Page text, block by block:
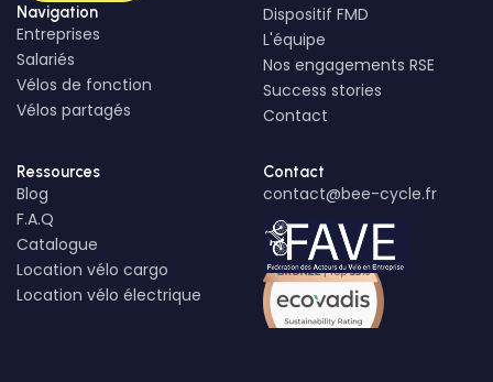
Navigation
Entreprises
Salariés
Vélos de fonction
Vélos partagés
Dispositif FMD
L'équipe
Nos engagements RSE
Success stories
Contact
Ressources
Blog
F.A.Q
Catalogue
Location vélo cargo
Location vélo électrique
Contact
contact@bee-cycle.fr